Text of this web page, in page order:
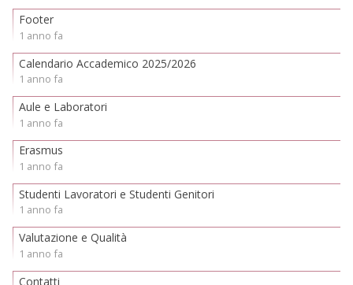
Footer
1 anno fa
Calendario Accademico 2025/2026
1 anno fa
Aule e Laboratori
1 anno fa
Erasmus
1 anno fa
Studenti Lavoratori e Studenti Genitori
1 anno fa
Valutazione e Qualità
1 anno fa
Contatti